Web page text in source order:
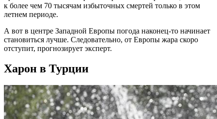
к более чем 70 тысячам избыточных смертей только в этом
летнем периоде.
А вот в центре Западной Европы погода наконец-то начинает
становиться лучше. Следовательно, от Европы жара скоро
отступит, прогнозирует эксперт.
Харон в Турции